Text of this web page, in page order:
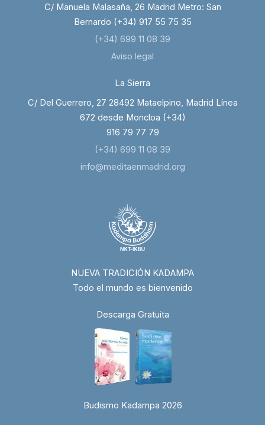
C/ Manuela Malasaña, 26 Madrid Metro: San
Bernardo (+34) 917 55 75 35
(+34) 699 11 08 39
Aviso legal
La Sierra
C/ Del Guerrero, 27 28492 Mataelpino, Madrid Línea
672 desde Moncloa (+34)
916 79 77 79
(+34) 699 11 08 39
info@meditaenmadrid.org
NUEVA TRADICIÓN KADAMPA
Todo el mundo es bienvenido
Descarga Gratuita
Budismo Kadampa 2026